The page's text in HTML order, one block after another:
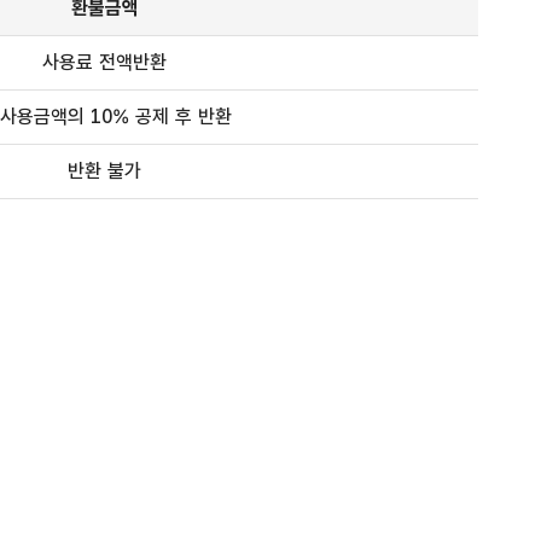
환불금액
사용료 전액반환
용금액의 10% 공제 후 반환
반환 불가